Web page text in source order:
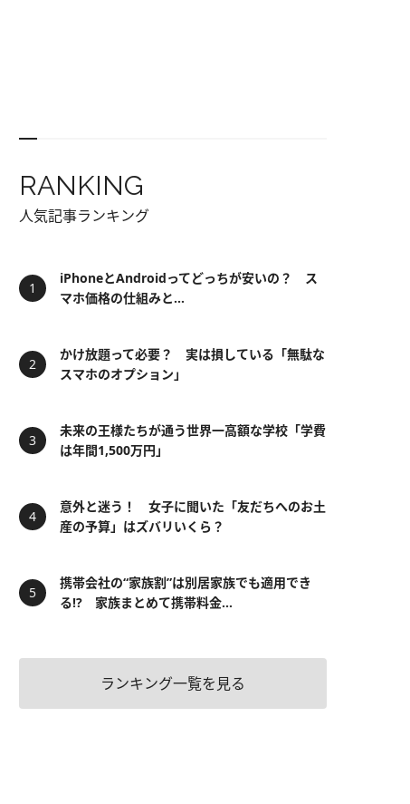
RANKING
人気記事ランキング
iPhoneとAndroidってどっちが安いの？ ス
マホ価格の仕組みと...
かけ放題って必要？ 実は損している「無駄な
スマホのオプション」
未来の王様たちが通う世界一高額な学校「学費
は年間1,500万円」
意外と迷う！ 女子に聞いた「友だちへのお土
産の予算」はズバリいくら？
携帯会社の“家族割”は別居家族でも適用でき
る!? 家族まとめて携帯料金...
ランキング一覧を見る